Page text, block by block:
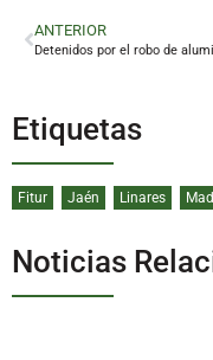
ANTERIOR
Etiquetas
Fitur Jaén Linares
Noticias